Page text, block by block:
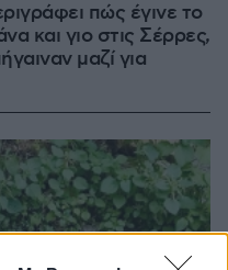
πώς έγινε το
και γιο στις Σέρρες,
μαζί για